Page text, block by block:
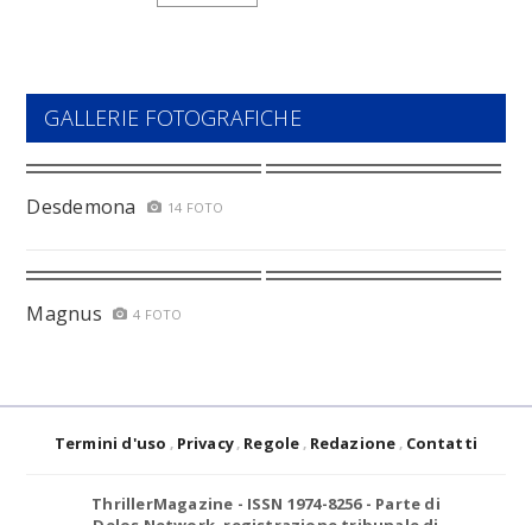
GALLERIE FOTOGRAFICHE
Desdemona 14 FOTO
Magnus 4 FOTO
Termini d'uso Privacy Regole Redazione Contatti
ThrillerMagazine - ISSN 1974-8256 - Parte di